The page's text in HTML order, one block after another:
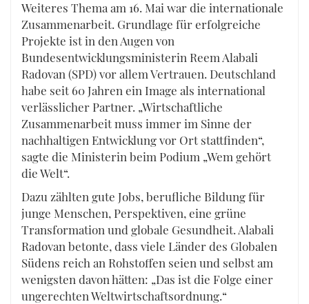
Weiteres Thema am 16. Mai war die internationale
Zusammenarbeit. Grundlage für erfolgreiche
Projekte ist in den Augen von
Bundesentwicklungsministerin Reem Alabali
Radovan (SPD) vor allem Vertrauen. Deutschland
habe seit 60 Jahren ein Image als international
verlässlicher Partner. „Wirtschaftliche
Zusammenarbeit muss immer im Sinne der
nachhaltigen Entwicklung vor Ort stattfinden“,
sagte die Ministerin beim Podium „Wem gehört
die Welt“.
Dazu zählten gute Jobs, berufliche Bildung für
junge Menschen, Perspektiven, eine grüne
Transformation und globale Gesundheit. Alabali
Radovan betonte, dass viele Länder des Globalen
Südens reich an Rohstoffen seien und selbst am
wenigsten davon hätten: „Das ist die Folge einer
ungerechten Weltwirtschaftsordnung.“